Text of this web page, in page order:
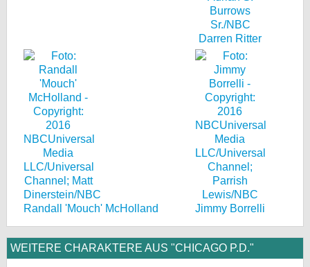
Darren Ritter
Randall 'Mouch' McHolland Jimmy Borrelli
WEITERE CHARAKTERE AUS "CHICAGO P.D."